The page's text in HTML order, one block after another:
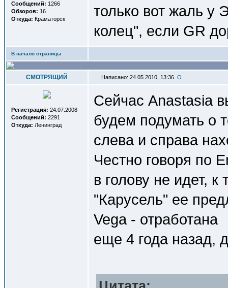
Сообщений: 1266
Обзоров: 16
Откуда: Краматорск
только вот жаль у
колец", если GR
В начало страницы
СМОТРЯЩИЙ Написано: 24.05.2010, 13:36
Регистрация: 24.07.2008
Сообщений: 2291
Откуда: Ленинград
Сейчас Anastasia
будем подумать о
слева и справа
Честно говоря по
в голову не идет, к
"Карусель" ее
Vega - отработана
еще 4 года назад,